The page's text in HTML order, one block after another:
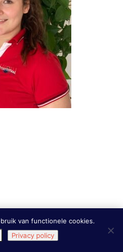
van functionele cookies.
Privacy policy